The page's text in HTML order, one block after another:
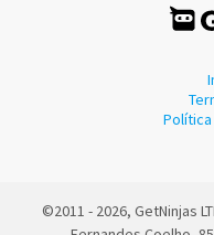
©2011 - 2026, GetNinjas